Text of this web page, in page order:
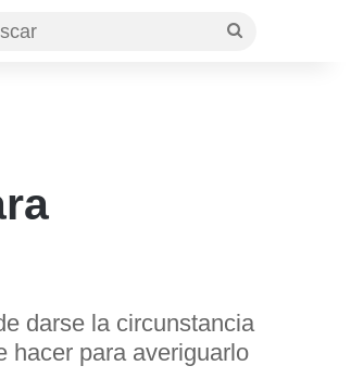
darse la circunstancia
hacer para averiguarlo